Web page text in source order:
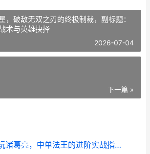
，破敌无双之刃的终极制裁，副标题：
术与英雄抉择
2026-07-04
下一篇 »
王者荣耀如何玩诸葛亮，中单法王的进阶实战指南，副标题，掌控时空的谋略大师